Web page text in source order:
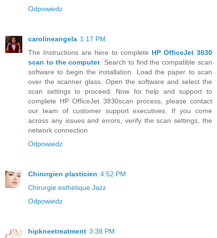
Odpowiedz
carolineangela 1:17 PM
The Instructions are here to complete HP OfficeJet 3830
scan to the computer. Search to find the compatible scan
software to begin the installation. Load the paper to scan
over the scanner glass. Open the software and select the
scan settings to proceed. Now for help and support to
complete HP OfficeJet 3830scan process, please contact
our team of customer support executives. If you come
across any issues and errors, verify the scan settings, the
network connection
Odpowiedz
Chirurgien plasticien 4:52 PM
Chirurgie esthétique Jazz
Odpowiedz
hipkneetreatment 3:38 PM